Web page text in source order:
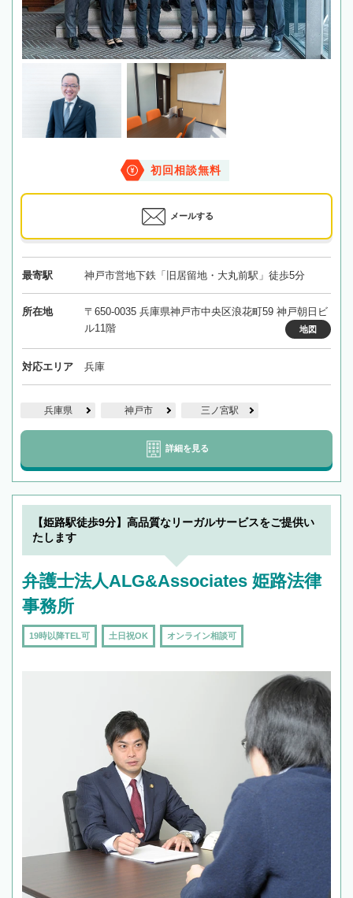
初回相談無料
メールする
最寄駅 神戸市営地下鉄「旧居留地・大丸前駅」徒歩5分
所在地
〒650-0035 兵庫県神戸市中央区浪花町59 神戸朝日ビ
ル11階
地図
対応エリア 兵庫
兵庫県 神戸市 三ノ宮駅
詳細を見る
【姫路駅徒歩9分】高品質なリーガルサービスをご提供い
たします
弁護士法人ALG&Associates 姫路法律
事務所
19時以降TEL可 土日祝OK オンライン相談可